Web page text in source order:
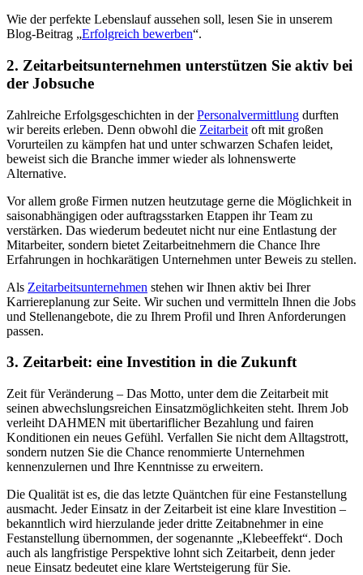
Wie der perfekte Lebenslauf aussehen soll, lesen Sie in unserem
Blog-Beitrag „Erfolgreich bewerben“.
2. Zeitarbeitsunternehmen unterstützen Sie aktiv bei
der Jobsuche
Zahlreiche Erfolgsgeschichten in derPersonalvermittlung durften
wir bereits erleben. Denn obwohl die Zeitarbeit oft mit großen
Vorurteilen zu kämpfen hat und unter schwarzen Schafen leidet,
beweist sich die Branche immer wieder als lohnenswerte
Alternative.
Vor allem große Firmen nutzen heutzutage gerne die Möglichkeit in
saisonabhängigen oder auftragsstarken Etappen ihr Team zu
verstärken. Das wiederum bedeutet nicht nur eine Entlastung der
Mitarbeiter, sondern bietet Zeitarbeitnehmern die Chance Ihre
Erfahrungen in hochkarätigen Unternehmen unter Beweis zu stellen.
Als Zeitarbeitsunternehmen stehen wir Ihnen aktiv bei Ihrer
Karriereplanung zur Seite. Wir suchen und vermitteln Ihnen die Jobs
und Stellenangebote, die zu Ihrem Profil und Ihren Anforderungen
passen.
3. Zeitarbeit: eine Investition in die Zukunft
Zeit für Veränderung – Das Motto, unter dem die Zeitarbeit mit
seinen abwechslungsreichen Einsatzmöglichkeiten steht. Ihrem Job
verleiht DAHMEN mit übertariflicher Bezahlung und fairen
Konditionen ein neues Gefühl. Verfallen Sie nicht dem Alltagstrott,
sondern nutzen Sie die Chance renommierte Unternehmen
kennenzulernen und Ihre Kenntnisse zu erweitern.
Die Qualität ist es, die das letzte Quäntchen für eine Festanstellung
ausmacht. Jeder Einsatz in der Zeitarbeit ist eine klare Investition –
bekanntlich wird hierzulande jeder dritte Zeitabnehmer in eine
Festanstellung übernommen, der sogenannte „Klebeeffekt“. Doch
auch als langfristige Perspektive lohnt sich Zeitarbeit, denn jeder
neue Einsatz bedeutet eine klare Wertsteigerung für Sie.